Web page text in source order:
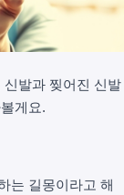
발과 찢어진 신발
게요.
는 길몽이라고 해